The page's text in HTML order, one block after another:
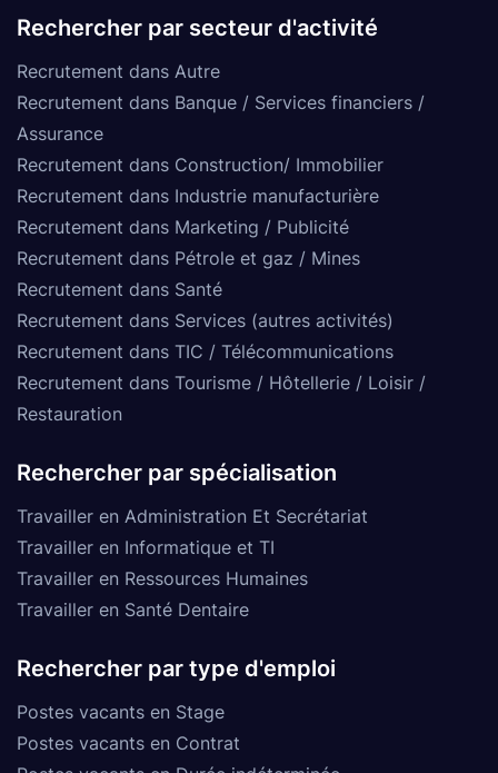
Rechercher par secteur d'activité
Recrutement dans Autre
Recrutement dans Banque / Services financiers /
Assurance
Recrutement dans Construction/ Immobilier
Recrutement dans Industrie manufacturière
Recrutement dans Marketing / Publicité
Recrutement dans Pétrole et gaz / Mines
Recrutement dans Santé
Recrutement dans Services (autres activités)
Recrutement dans TIC / Télécommunications
Recrutement dans Tourisme / Hôtellerie / Loisir /
Restauration
Rechercher par spécialisation
Travailler en Administration Et Secrétariat
Travailler en Informatique et TI
Travailler en Ressources Humaines
Travailler en Santé Dentaire
Rechercher par type d'emploi
Postes vacants en Stage
Postes vacants en Contrat